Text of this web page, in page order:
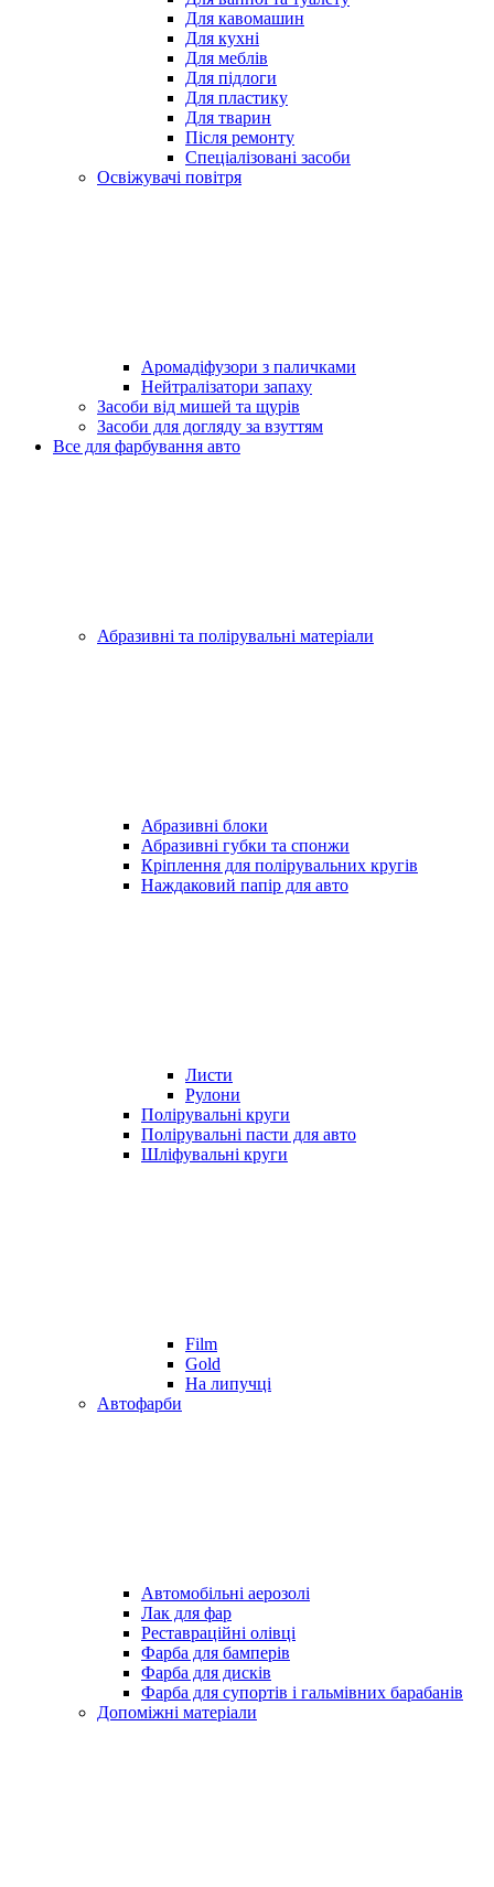
Для кавомашин
Для кухні
Для меблів
Для підлоги
Для пластику
Для тварин
Після ремонту
Спеціалізовані засоби
Освіжувачі повітря
Аромадіфузори з паличками
Нейтралізатори запаху
Засоби від мишей та щурів
Засоби для догляду за взуттям
Все для фарбування авто
Абразивні та полірувальні матеріали
Абразивні блоки
Абразивні губки та спонжи
Кріплення для полірувальних кругів
Наждаковий папір для авто
Листи
Рулони
Полірувальні круги
Полірувальні пасти для авто
Шліфувальні круги
Film
Gold
На липучці
Автофарби
Автомобільні аерозолі
Лак для фар
Реставраційні олівці
Фарба для бамперів
Фарба для дисків
Фарба для супортів і гальмівних барабанів
Допоміжні матеріали